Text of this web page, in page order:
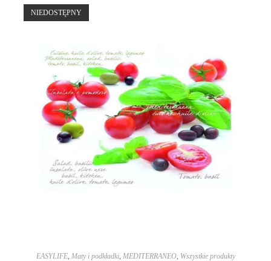
NIEDOSTĘPNY
EASYLIFE, Maty i podkładki, MEDITERRANEO, Wszystkie produkty